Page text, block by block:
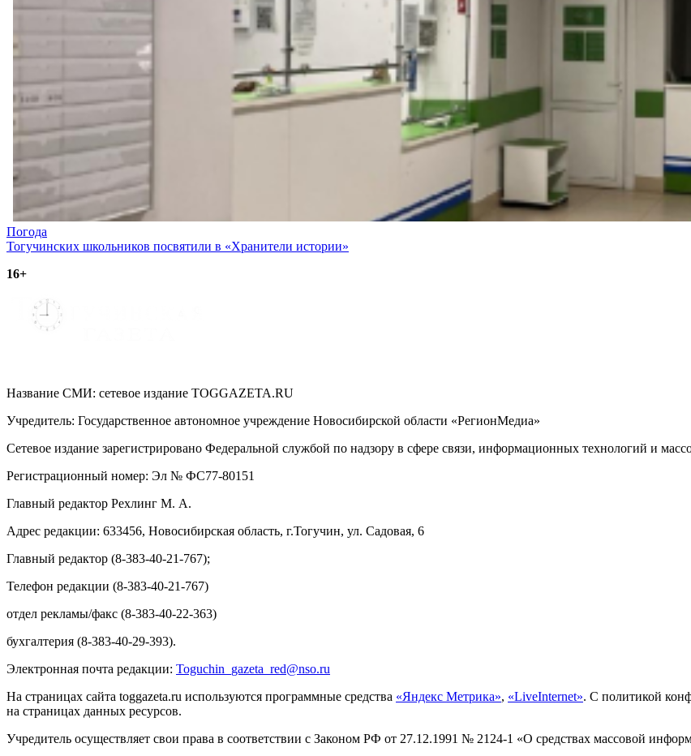
Навигация
по
записям
Погода
Тогучинских школьников посвятили в «Хранители истории»
16+
Название СМИ: cетевое издание TOGGAZETA.RU
Учредитель: Государственное автономное учреждение Новосибирской области «РегионМедиа»
Сетевое издание зарегистрировано Федеральной службой по надзору в сфере связи, информационных технологий и
Регистрационный номер: Эл № ФС77-80151
Главный редактор Рехлинг М. А.
Адрес редакции: 633456, Новосибирская область, г.Тогучин, ул. Садовая, 6
Главный редактор (8-383-40-21-767);
Телефон редакции (8-383-40-21-767)
отдел рекламы/факс (8-383-40-22-363)
бухгалтерия (8-383-40-29-393).
Электронная почта редакции: Toguchin gazeta red@nso.ru
На страницах сайта toggazeta.ru используются программные средства «Яндекс Метрика», «LiveInternet». С политикой
на страницах данных ресурсов.
Учредитель осуществляет свои права в соответствии с Законом РФ от 27.12.1991 № 2124-1 «О средствах массовой